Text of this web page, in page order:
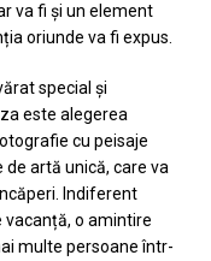
va fi și un element
oriunde va fi expus.
special și
este alegerea
cu peisaje
artă unică, care va
Indiferent
o amintire
multe persoane într-